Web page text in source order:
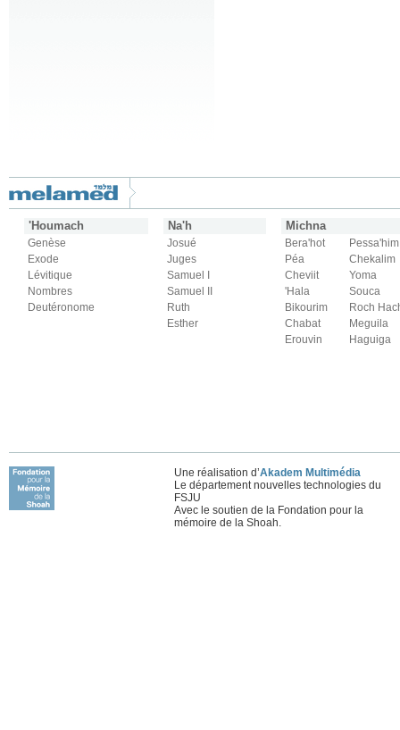
'Houmach
Genèse
Exode
Lévitique
Nombres
Deutéronome
Na'h
Josué
Juges
Samuel I
Samuel II
Ruth
Esther
Michna
Bera'hot
Péa
Cheviit
'Hala
Bikourim
Chabat
Erouvin
Pessa'him
Chekalim
Yoma
Souca
Roch
Meguila
Haguiga
Une réalisation d’Akadem Multimédia
Le département nouvelles technologies du
FSJU
Avec le soutien de la Fondation pour la
mémoire de la Shoah.